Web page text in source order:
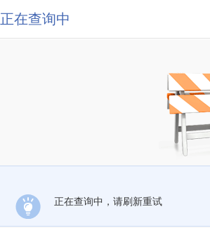
正在查询中
正在查询中，请刷新重试